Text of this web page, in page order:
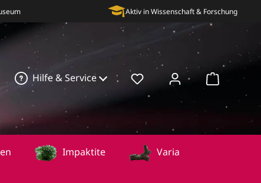
Aktiv in Wissenschaft & Forschung
Hilfe & Service
Impaktite Varia